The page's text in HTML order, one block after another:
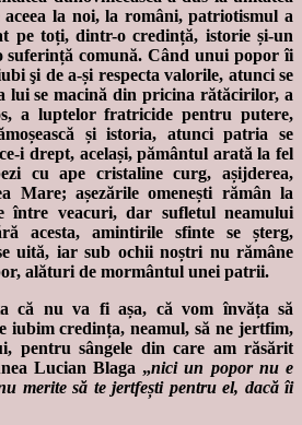
la noi, la români, patriotismul a
pe toți, dintr-o credință, istorie și-un
suferință comună. Când unui popor îi
şi de a-și respecta valorile, atunci se
lui se macină din pricina rătăcirilor, a
a luptelor fratricide pentru putere,
și istoria, atunci patria se
i drept, același, pământul arată la fel
cu ape cristaline curg, așijderea,
Mare; așezările omenești rămân la
între veacuri, dar sufletul neamului
acesta, amintirile sfinte se șterg,
uită, iar sub ochii noștri nu rămâne
alături de mormântul unei patrii.
că nu va fi așa, că vom învăța să
iubim credința, neamul, să ne jertfim,
pentru sângele din care am răsărit
Lucian Blaga „nici un popor nu e
merite să te jertfești pentru el, dacă îi